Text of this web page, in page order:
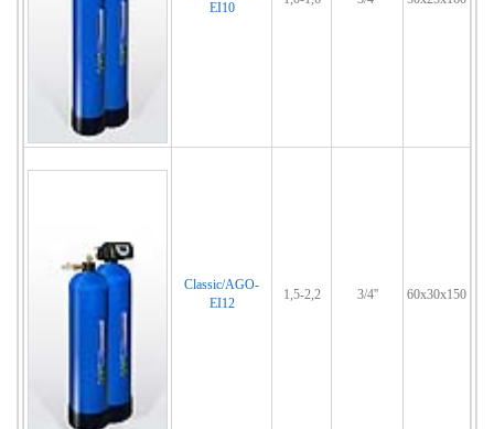
EI10
Classic/AGO-
EI12
1,5-2,2 3/4'' 60x30x150